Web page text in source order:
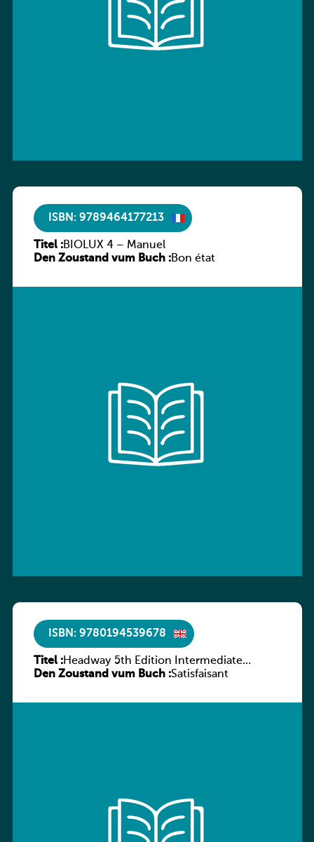
ISBN: 9789464177213
Titel :BIOLUX 4 – Manuel
Den Zoustand vum Buch :Bon état
ISBN: 9780194539678
Titel :Headway 5th Edition Intermediate
Workbook without key
Den Zoustand vum Buch :Satisfaisant